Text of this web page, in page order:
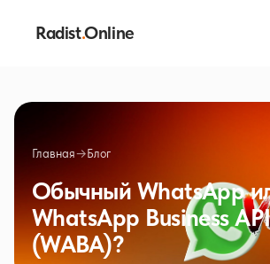
Radist.Online
Главная→Блог
Обычный WhatsApp
WhatsApp Business API
(WABA)?